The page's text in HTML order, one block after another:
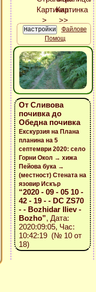
Файлове
Помощ
От Сливова
почивка до
Обедна почивка
Екскурзия на Плана
планина на 5
септември 2020: село
Горни Окол → хижа
Пейова бука →
(местност) Стената на
язовир Искър
“2020 - 09 - 05 10 -
42 - 19 - - DC ZS70
- - Bozhidar Iliev -
Bozho”, Дата:
2020:09:05, Час:
10:42:19 (№ 10 от
18)